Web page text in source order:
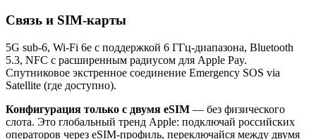
Связь и SIM-карты
5G sub-6, Wi-Fi 6e с поддержкой 6 ГГц-диапазона, Bluetooth
5.3, NFC с расширенным радиусом для Apple Pay.
Спутниковое экстренное соединение Emergency SOS via
Satellite (где доступно).
Конфигурация только с двумя eSIM — без физического
слота. Это глобальный тренд Apple: подключай российских
операторов через eSIM-профиль, переключайся между двумя